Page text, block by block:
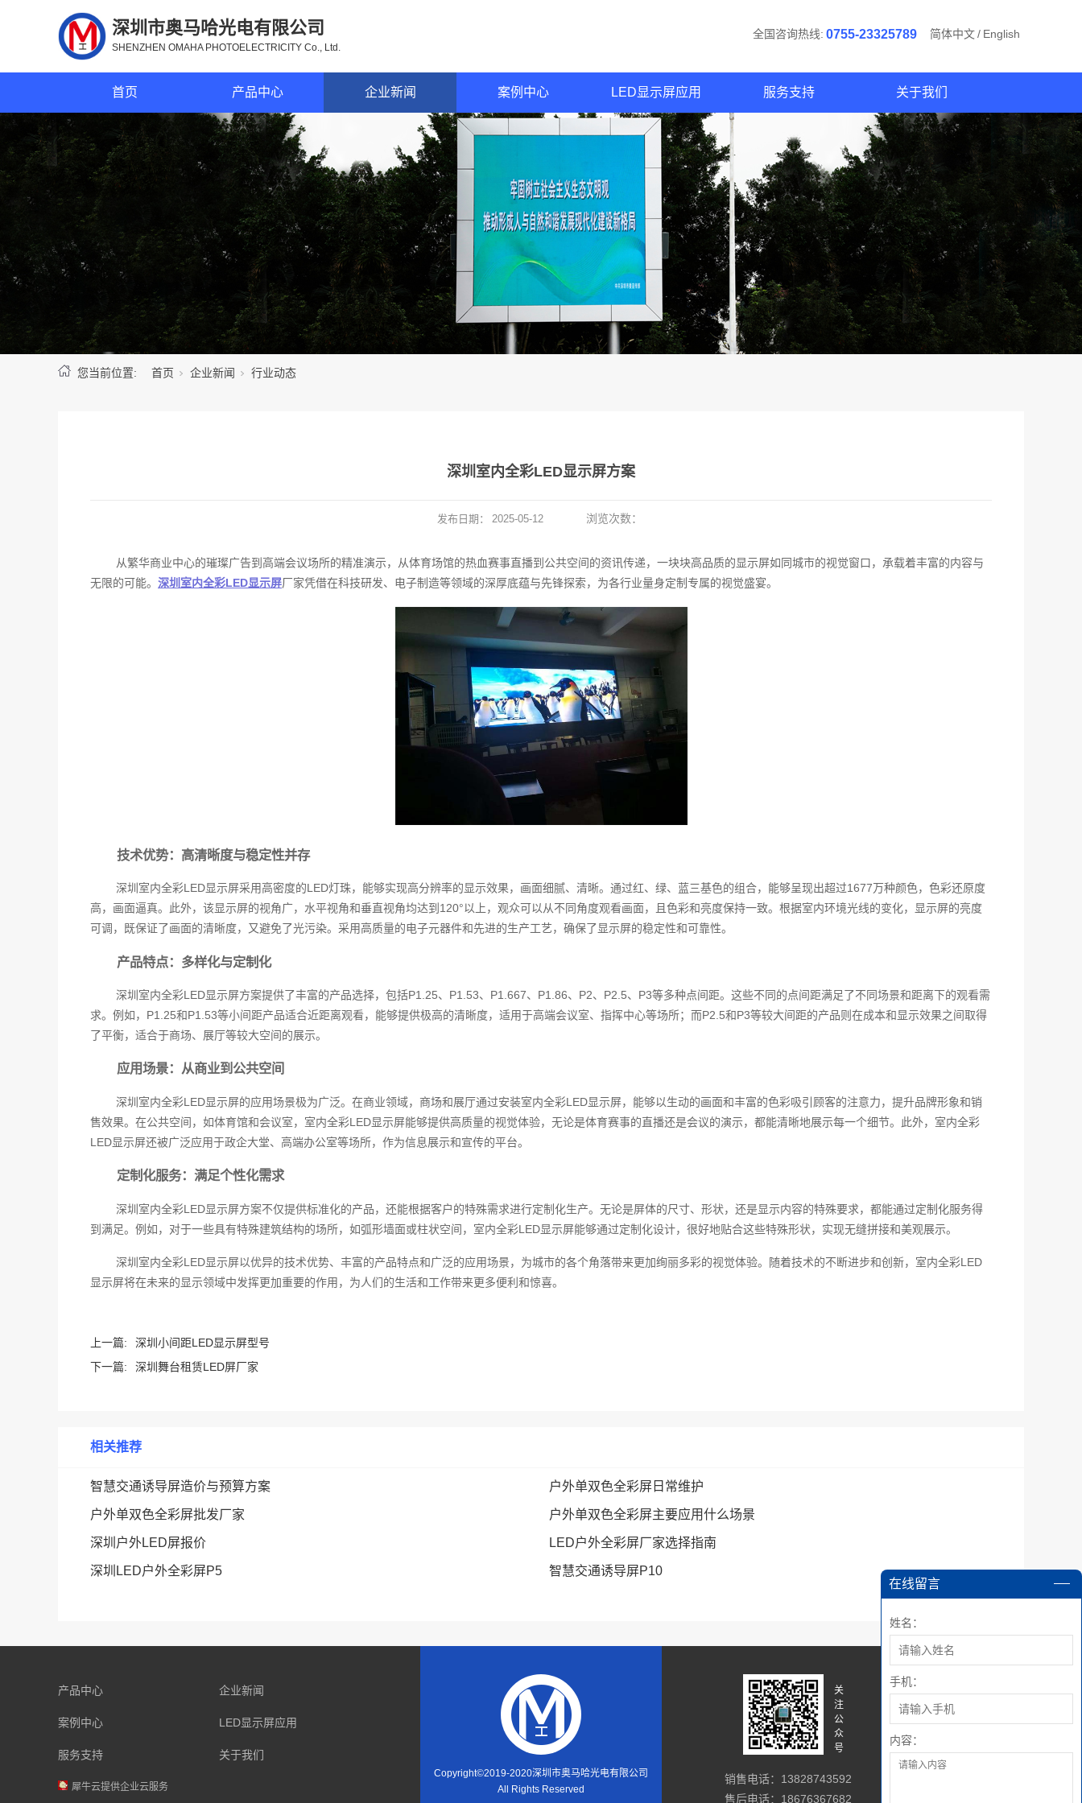
深圳市奥马哈光电有限公司
SHENZHEN OMAHA PHOTOELECTRICITY Co., Ltd.
全国咨询热线: 0755-23325789 简体中文/ English
首页 产品中心 企业新闻 案例中心 LED显示屏应用 服务支持 关于我们
您当前位置: 首页 企业新闻 行业动态
深圳室内全彩LED显示屏方案
发布日期： 2025-05-12 浏览次数：
从繁华商业中心的璀璨广告到高端会议场所的精准演示，从体育场馆的热血赛事直播到公共空间的资讯传递，一块块高品质的显示屏如同城市的视觉窗口，承载着丰富的内容与
无限的可能。 深圳室内全彩LED显示屏厂家凭借在科技研发、电子制造等领域的深厚底蕴与先锋探索，为各行业量身定制专属的视觉盛宴。
技术优势：高清晰度与稳定性并存
深圳室内全彩LED显示屏采用高密度的LED灯珠，能够实现高分辨率的显示效果，画面细腻、清晰。通过红、绿、蓝三基色的组合，能够呈现出超过1677万种颜色，色彩还原度
高，画面逼真。此外，该显示屏的视角广，水平视角和垂直视角均达到120°以上，观众可以从不同角度观看画面，且色彩和亮度保持一致。根据室内环境光线的变化，显示屏的亮度
可调，既保证了画面的清晰度，又避免了光污染。采用高质量的电子元器件和先进的生产工艺，确保了显示屏的稳定性和可靠性。
产品特点：多样化与定制化
深圳室内全彩LED显示屏方案提供了丰富的产品选择，包括P1.25、P1.53、P1.667、P1.86、P2、P2.5、P3等多种点间距。这些不同的点间距满足了不同场景和距离下的观看需
求。例如，P1.25和P1.53等小间距产品适合近距离观看，能够提供极高的清晰度，适用于高端会议室、指挥中心等场所；而P2.5和P3等较大间距的产品则在成本和显示效果之间取得
了平衡，适合于商场、展厅等较大空间的展示。
应用场景：从商业到公共空间
深圳室内全彩LED显示屏的应用场景极为广泛。在商业领域，商场和展厅通过安装室内全彩LED显示屏，能够以生动的画面和丰富的色彩吸引顾客的注意力，提升品牌形象和销
售效果。在公共空间，如体育馆和会议室，室内全彩LED显示屏能够提供高质量的视觉体验，无论是体育赛事的直播还是会议的演示，都能清晰地展示每一个细节。此外，室内全彩
LED显示屏还被广泛应用于政企大堂、高端办公室等场所，作为信息展示和宣传的平台。
定制化服务：满足个性化需求
深圳室内全彩LED显示屏方案不仅提供标准化的产品，还能根据客户的特殊需求进行定制化生产。无论是屏体的尺寸、形状，还是显示内容的特殊要求，都能通过定制化服务得
到满足。例如，对于一些具有特殊建筑结构的场所，如弧形墙面或柱状空间，室内全彩LED显示屏能够通过定制化设计，很好地贴合这些特殊形状，实现无缝拼接和美观展示。
深圳室内全彩LED显示屏以优异的技术优势、丰富的产品特点和广泛的应用场景，为城市的各个角落带来更加绚丽多彩的视觉体验。随着技术的不断进步和创新，室内全彩LED
显示屏将在未来的显示领域中发挥更加重要的作用，为人们的生活和工作带来更多便利和惊喜。
上一篇:
深圳小间距LED显示屏型号
下一篇:
深圳舞台租赁LED屏厂家
相关推荐
智慧交通诱导屏造价与预算方案 户外单双色全彩屏日常维护
户外单双色全彩屏批发厂家 户外单双色全彩屏主要应用什么场景
深圳户外LED屏报价 LED户外全彩屏厂家选择指南
深圳LED户外全彩屏P5
智慧交通诱导屏P10
在线留言
姓名：
手机：
内容：
产品中心 企业新闻
案例中心 LED显示屏应用
服务支持 关于我们
犀牛云提供企业云服务
Copyright©2019-2020深圳市奥马哈光电有限公司
All Rights Reserved
关
注
公
众
号
销售电话：13828743592
售后电话：18676367682